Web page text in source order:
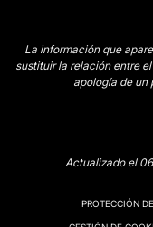
La información que
sustituir la relación entre
apología de un
Actualizado el
PROTECCIÓN